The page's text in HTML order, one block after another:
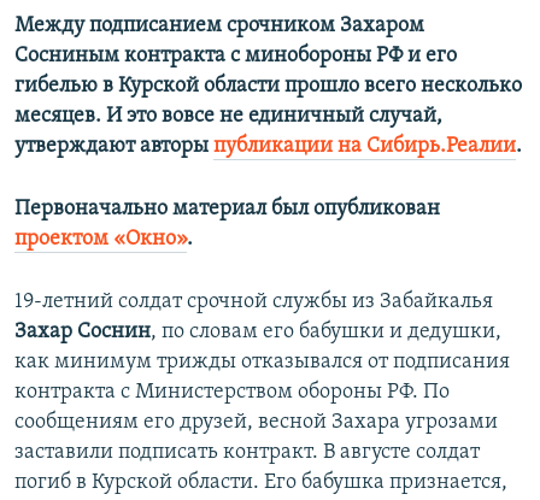
Между подписанием срочником Захаром
Сосниным контракта с минобороны РФ и его
гибелью в Курской области прошло всего несколько
месяцев. И это вовсе не единичный случай,
утверждают авторы публикации на Сибирь.Реалии.
Первоначально материал был опубликован
проектом «Окно».
19-летний солдат срочной службы из Забайкалья
Захар Соснин, по словам его бабушки и дедушки,
как минимум трижды отказывался от подписания
контракта с Министерством обороны РФ. По
сообщениям его друзей, весной Захара угрозами
заставили подписать контракт. В августе солдат
погиб в Курской области. Его бабушка признается,